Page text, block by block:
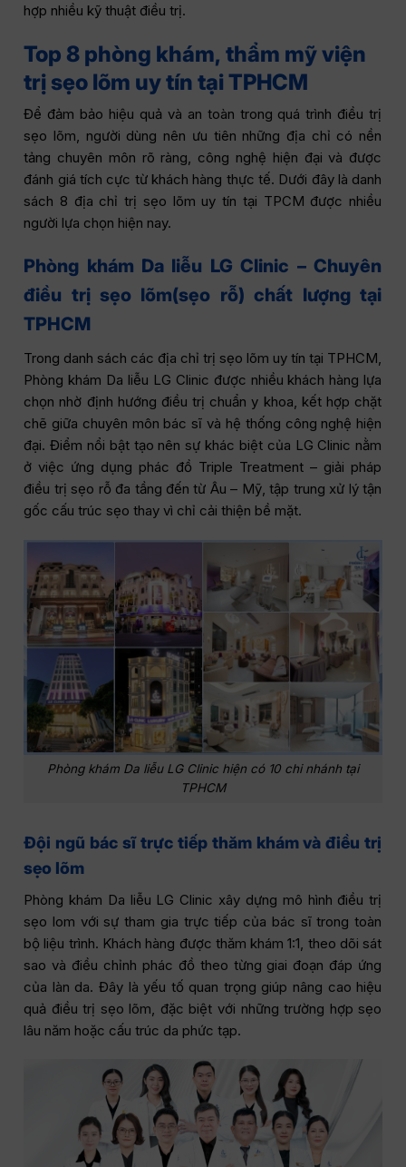
hợp nhiều kỹ thuật điều trị.
Top 8 phòng khám, thẩm mỹ viện
trị sẹo lõm uy tín tại TPHCM
Để đảm bảo hiệu quả và an toàn trong quá trình điều trị
sẹo lõm, người dùng nên ưu tiên những địa chỉ có nền
tảng chuyên môn rõ ràng, công nghệ hiện đại và được
đánh giá tích cực từ khách hàng thực tế. Dưới đây là danh
sách 8 địa chỉ trị sẹo lõm uy tín tại TPCM được nhiều
người lựa chọn hiện nay.
Phòng khám Da liễu LG Clinic – Chuyên
điều trị sẹo lõm(sẹo rỗ) chất lượng tại
TPHCM
Trong danh sách các địa chỉ trị sẹo lõm uy tín tại TPHCM,
Phòng khám Da liễu LG Clinic được nhiều khách hàng lựa
chọn nhờ định hướng điều trị chuẩn y khoa, kết hợp chặt
chẽ giữa chuyên môn bác sĩ và hệ thống công nghệ hiện
đại. Điểm nổi bật tạo nên sự khác biệt của LG Clinic nằm
ở việc ứng dụng phác đồ Triple Treatment – giải pháp
điều trị sẹo rỗ đa tầng đến từ Âu – Mỹ, tập trung xử lý tận
gốc cấu trúc sẹo thay vì chỉ cải thiện bề mặt.
Phòng khám Da liễu LG Clinic hiện có 10 chi nhánh tại
TPHCM
Đội ngũ bác sĩ trực tiếp thăm khám và điều trị
sẹo lõm
Phòng khám Da liễu LG Clinic xây dựng mô hình điều trị
sẹo lom với sự tham gia trực tiếp của bác sĩ trong toàn
bộ liệu trình. Khách hàng được thăm khám 1:1, theo dõi sát
sao và điều chỉnh phác đồ theo từng giai đoạn đáp ứng
của làn da. Đây là yếu tố quan trọng giúp nâng cao hiệu
quả điều trị sẹo lõm, đặc biệt với những trường hợp sẹo
lâu năm hoặc cấu trúc da phức tạp.